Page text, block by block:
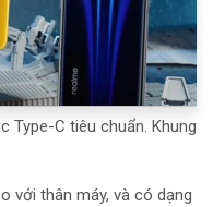
Type-C tiêu chuẩn. Khung
với thân máy, và có dạng